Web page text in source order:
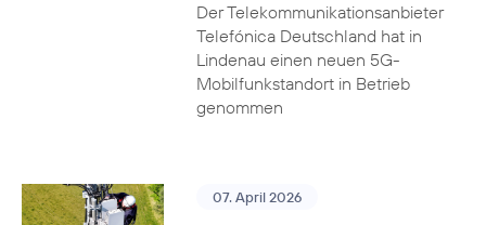
Der Telekommunikationsanbieter
Telefónica Deutschland hat in
Lindenau einen neuen 5G-
Mobilfunkstandort in Betrieb
genommen
07. April 2026